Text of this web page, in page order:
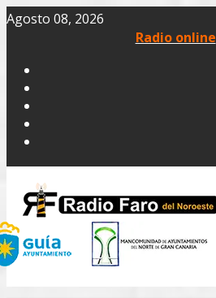
Agosto 08, 2026
Radio online